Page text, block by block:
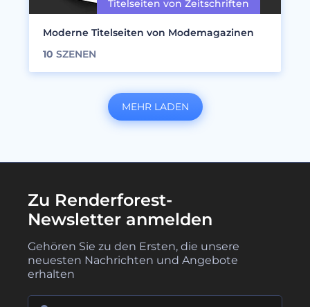
Moderne Titelseiten von Modemagazinen
10 SZENEN
MEHR LADEN
Zu Renderforest-
Newsletter anmelden
Gehören Sie zu den Ersten, die unsere
neuesten Nachrichten und Angebote
erhalten